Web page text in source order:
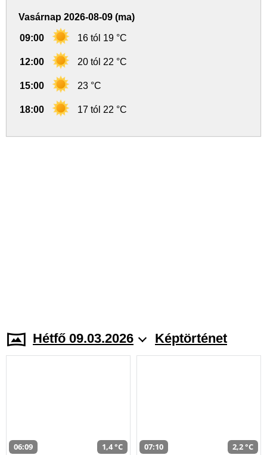
Vasárnap 2026-08-09 (ma)
09:00 16 tól 19 °C
12:00 20 tól 22 °C
15:00 23 °C
18:00 17 tól 22 °C
Hétfő 09.03.2026 Képtörténet
06:09 1,4 °C 07:10 2,2 °C